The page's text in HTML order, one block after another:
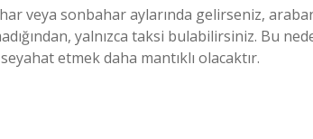
veya sonbahar aylarında gelirseniz,
yalnızca taksi bulabilirsiniz. Bu
etmek daha mantıklı olacaktır.